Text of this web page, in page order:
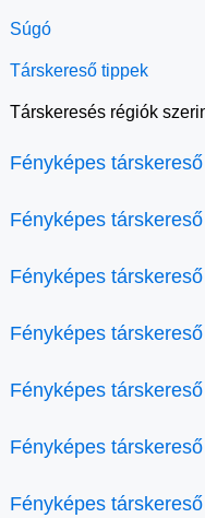
Súgó
Társkereső tippek
Társkeresés régiók
Fényképes
Fényképes
Fényképes
Fényképes
Fényképes
Fényképes
Fényképes